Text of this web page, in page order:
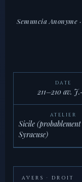
Semuncia Anonyme ·
DATE
211–210 av.
ATELIER
Sicile (probablement
Syracuse)
AVERS · DROIT